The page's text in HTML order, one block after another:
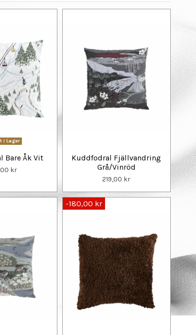
i Lager
Bare Åk Vit
kr
Kuddfodral Fjällvandring
Grå/Vinröd
219,00 kr
-180,00 kr